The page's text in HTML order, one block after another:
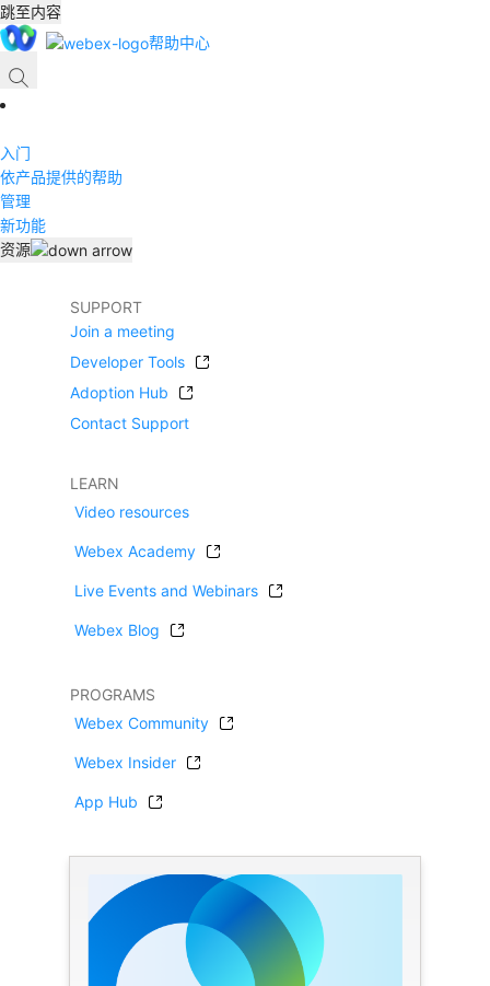
跳至内容
帮助中心
入门
依产品提供的帮助
管理
新功能
资源
SUPPORT
Join a meeting
Developer Tools
Adoption Hub
Contact Support
LEARN
Video resources
Webex Academy
Live Events and Webinars
Webex Blog
PROGRAMS
Webex Community
Webex Insider
App Hub